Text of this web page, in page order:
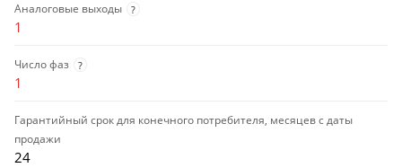
Аналоговые выходы ?
1
Число фаз ?
1
Гарантийный срок для конечного потребителя, месяцев с даты
продажи
24